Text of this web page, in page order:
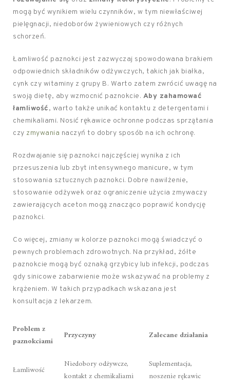
mogą być wynikiem wielu czynników, w tym niewłaściwej
pielęgnacji, niedoborów żywieniowych czy różnych
schorzeń.
Łamliwość paznokci jest zazwyczaj spowodowana brakiem
odpowiednich składników odżywczych, takich jak białka,
cynk czy witaminy z grupy B. Warto zatem zwrócić uwagę na
swoją dietę, aby wzmocnić paznokcie. Aby zahamować
łamliwość, warto także unikać kontaktu z detergentami i
chemikaliami. Nosić rękawice ochronne podczas sprzątania
czy zmywania naczyń to dobry sposób na ich ochronę.
Rozdwajanie się paznokci najczęściej wynika z ich
przesuszenia lub zbyt intensywnego manicure, w tym
stosowania sztucznych paznokci. Dobre nawilżenie,
stosowanie odżywek oraz ograniczenie użycia zmywaczy
zawierających aceton mogą znacząco poprawić kondycję
paznokci.
Co więcej, zmiany w kolorze paznokci mogą świadczyć o
pewnych problemach zdrowotnych. Na przykład, żółte
paznokcie mogą być oznaką grzybicy lub infekcji, podczas
gdy sinicowe zabarwienie może wskazywać na problemy z
krążeniem. W takich przypadkach wskazana jest
konsultacja z lekarzem.
Problem z
paznokciami
Przyczyny Zalecane działania
Łamliwość
Niedobory odżywcze,
kontakt z chemikaliami
Suplementacja,
noszenie rękawic